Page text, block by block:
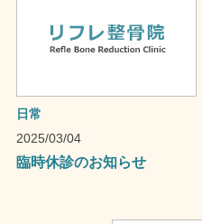
日常
2025/03/04
臨時休診のお知らせ